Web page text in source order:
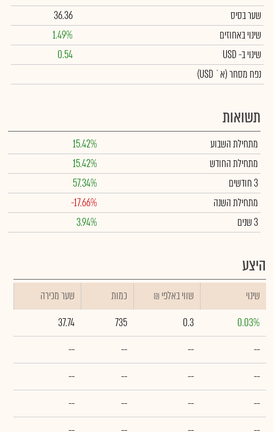
שער בסיס
36.36
שינוי באחוזים
1.49%
שינויב- USD
0.54
נפח מסחר(א` USD)
תשואות
מתחילת השבוע
15.42%
מתחילת החודש
15.42%
3 חודשים
57.34%
מתחילת השנה
-17.66%
3 שנים
3.94%
היצע
שינוי ₪ שווי באלפי כמות
שער מכירה
0.03%
0.3
735
37.74
--
--
--
--
--
--
--
--
--
--
--
--